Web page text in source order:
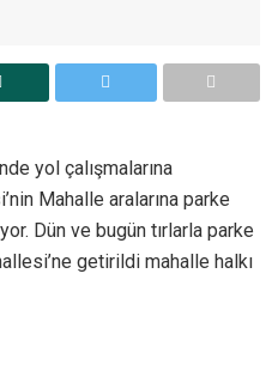
yol çalışmalarına
Mahalle aralarına parke
Dün ve bugün tırlarla parke
getirildi mahalle halkı